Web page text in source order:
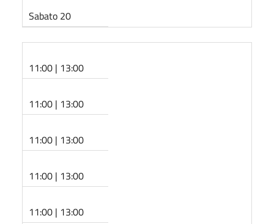
Sabato 20
11:00 | 13:00
11:00 | 13:00
11:00 | 13:00
11:00 | 13:00
11:00 | 13:00